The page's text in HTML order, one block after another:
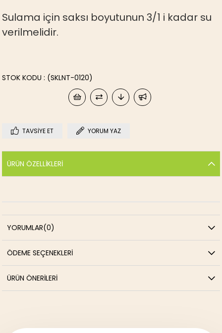
Sulama için saksı boyutunun 3/1 i kadar su
verilmelidir.
(SKLNT-0120)
STOK KODU
TAVSIYE ET YORUM YAZ
ÜRÜN ÖZELLIKLERI
YORUMLAR(0)
ÖDEME SEÇENEKLERI
ÜRÜN ÖNERILERI